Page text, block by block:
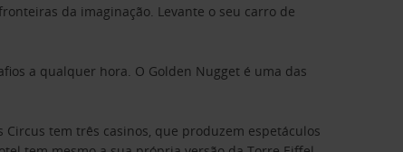
da imaginação. Levante o seu carro de
a qualquer hora. O Golden Nugget é uma das
tem três casinos, que produzem espetáculos